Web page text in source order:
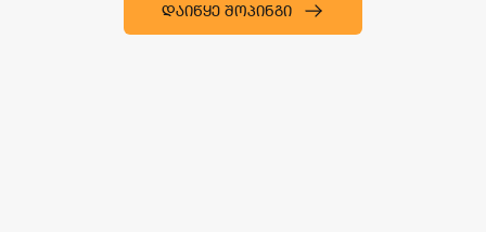
ᲓᲐᲘᲬᲧᲔ ᲨᲝᲞᲘᲜᲒᲘ